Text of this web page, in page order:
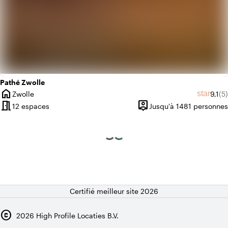
Pathé Zwolle
home
Ville
Zwolle starNote
9,1(5)
meeting_room12 espaces person_pin
Capacité
Jusqu'à 1481 personnes
Certifié meilleur site 2026
copyright 2026 High Profile Locaties B.V.